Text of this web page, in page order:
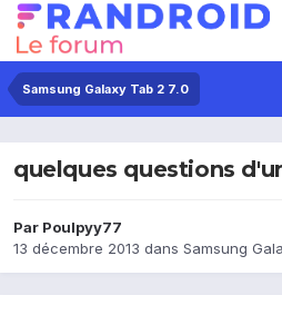
Samsung Galaxy Tab 2 7.0
quelques questions
Par Poulpyy77
13 décembre 2013 dans Samsung